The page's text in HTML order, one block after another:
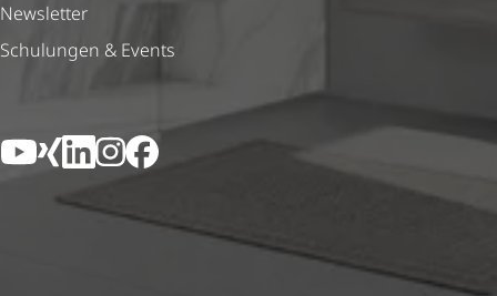
Newsletter
Schulungen & Events
YouTube
XingLinkedIn
Instagram
Facebook